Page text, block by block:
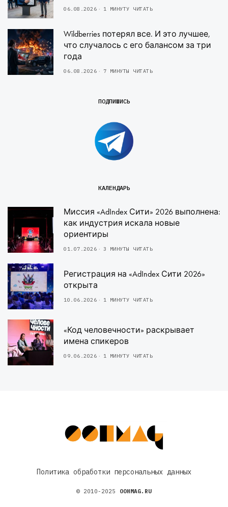
06.08.2026 1 МИНУТУ ЧИТАТЬ
Wildberries потерял все. И это лучшее,
что случалось с его балансом за три
года
06.08.2026 7 МИНУТЫ ЧИТАТЬ
ПОДПИШИСЬ
КАЛЕНДАРЬ
Миссия «AdIndex Сити» 2026 выполнена:
как индустрия искала новые
ориентиры
01.07.2026 3 МИНУТЫ ЧИТАТЬ
Регистрация на «AdIndex Сити 2026»
открыта
10.06.2026 1 МИНУТУ ЧИТАТЬ
«Код человечности» раскрывает
имена спикеров
09.06.2026 1 МИНУТУ ЧИТАТЬ
Политика обработки персональных данных
© 2010-2025 OOHMAG.RU